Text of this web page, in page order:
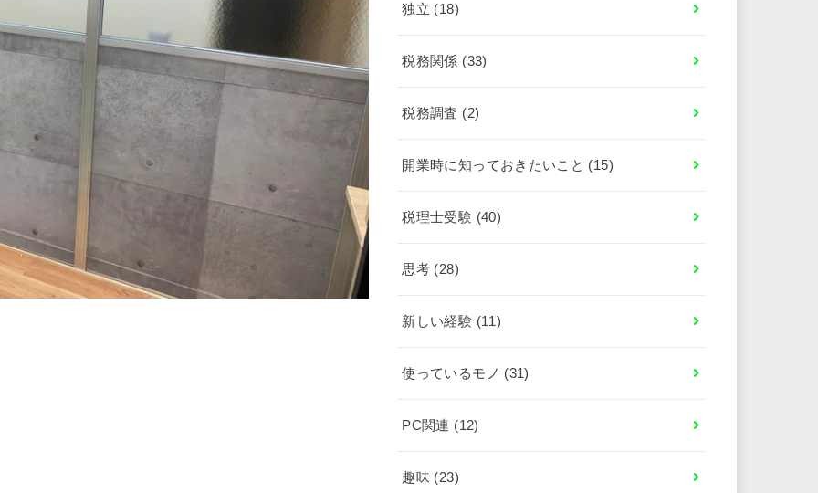
独立 (18)
税務関係 (33)
税務調査 (2)
開業時に知っておきたいこと (15)
税理士受験 (40)
思考 (28)
新しい経験 (11)
使っているモノ (31)
PC関連 (12)
趣味 (23)